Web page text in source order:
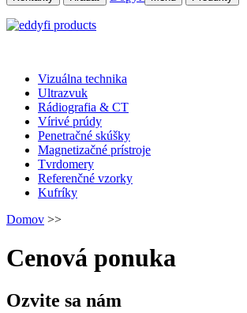
Vizuálna technika
Ultrazvuk
Rádiografia & CT
Vírivé prúdy
Penetračné skúšky
Magnetizačné prístroje
Tvrdomery
Referenčné vzorky
Kufríky
Domov >>
Cenová ponuka
Ozvite sa nám